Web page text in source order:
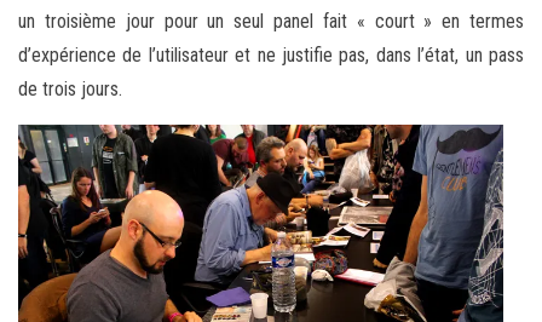
un troisième jour pour un seul panel fait « court » en termes
d’expérience de l’utilisateur et ne justifie pas, dans l’état, un pass
de trois jours.